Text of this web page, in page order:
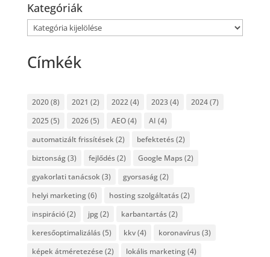
Kategóriák
Kategóriák
Címkék
2020(8) 2021 (2) 2022(4) 2023(4) 2024(7)
2025 (5) 2026(5) AEO(4) AI (4)
automatizált frissítések (2) befektetés(2)
biztonság(3) fejlődés(2) Google Maps(2)
gyakorlati tanácsok (3) gyorsaság(2)
helyi marketing(6) hosting szolgáltatás(2)
inspiráció(2) jpg(2) karbantartás(2)
keresőoptimalizálás(5) kkv(4) koronavírus(3)
képek átméretezése(2) lokális marketing(4)